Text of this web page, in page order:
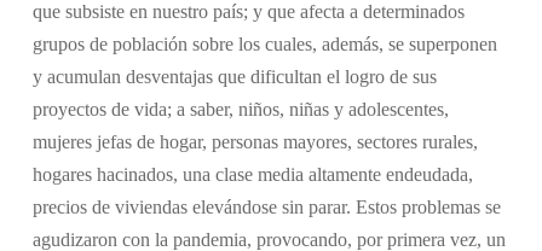
que subsiste en nuestro país; y que afecta a determinados
grupos de población sobre los cuales, además, se superponen
y acumulan desventajas que dificultan el logro de sus
proyectos de vida; a saber, niños, niñas y adolescentes,
mujeres jefas de hogar, personas mayores, sectores rurales,
hogares hacinados, una clase media altamente endeudada,
precios de viviendas elevándose sin parar. Estos problemas se
agudizaron con la pandemia, provocando, por primera vez, un